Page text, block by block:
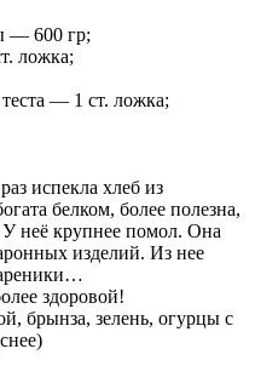
— 600 гр;
ложка;
теста — 1 ст. ложка;
испекла хлеб из
белком, более полезна,
неё крупнее помол. Она
изделий. Из нее
здоровой!
брынза, зелень, огурцы с